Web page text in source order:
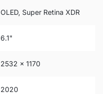
OLED, Super Retina XDR
6.1"
2532 x 1170
2020